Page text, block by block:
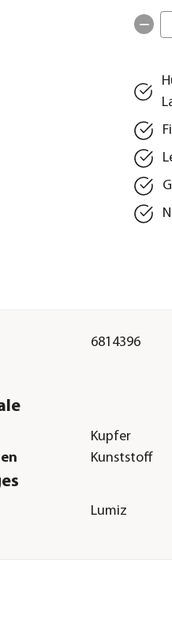
6814396
Kupfer
Kunststoff
Lumiz